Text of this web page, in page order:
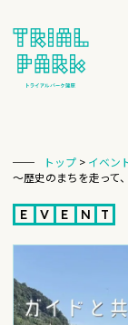
トップ > イベン
〜歴史のまちを走って
E V E N T